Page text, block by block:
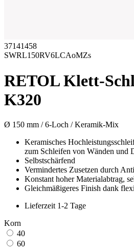
37141458
SWRL150RV6LCAoMZs
RETOL Klett-
K320
Ø 150 mm / 6-Loch / Keramik-Mix
Keramisches
zum Schleifen von Wänden und
Selbstschärfend
Vermindertes Zusetzen durch
Konstant hoher Materialabtrag,
Gleichmäßigeres Finish dank
Lieferzeit 1-2 Tage
Korn
40
60